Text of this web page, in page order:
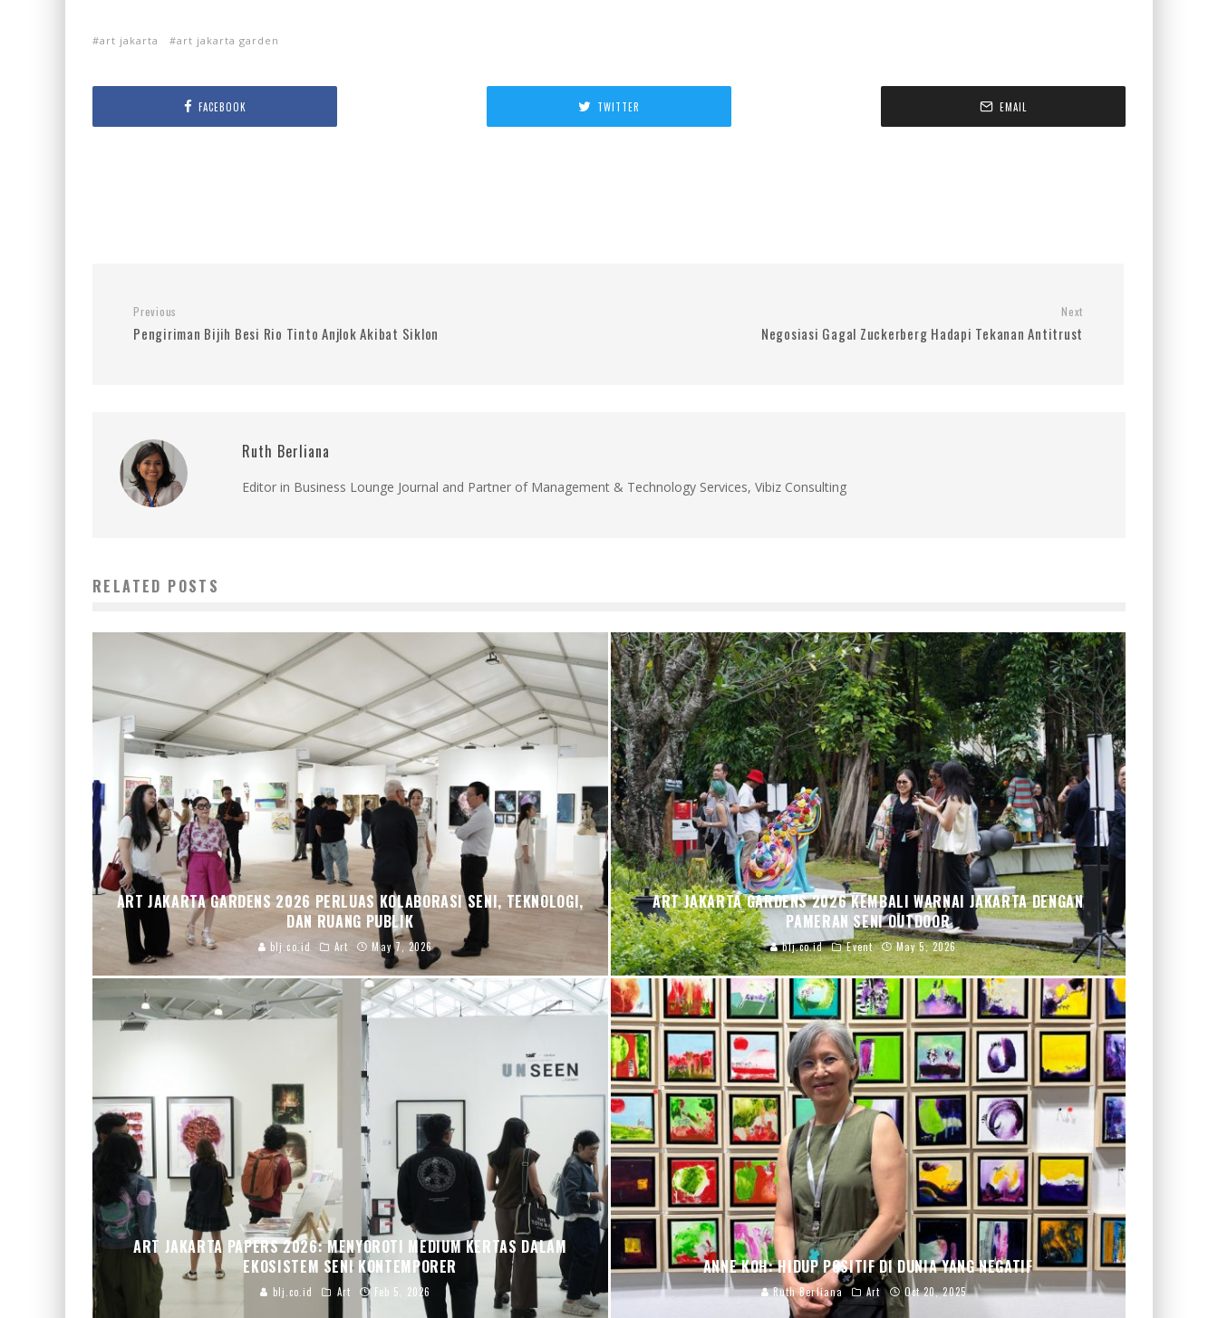
art jakarta art jakarta garden
FACEBOOK TWITTER EMAIL
Previous
Pengiriman Bijih Besi Rio Tinto Anjlok Akibat Siklon
Next
Negosiasi Gagal Zuckerberg Hadapi Tekanan Antitrust
Ruth Berliana
Editor in Business Lounge Journal and Partner of Management & Technology Services, Vibiz Consulting
RELATED POSTS
ART JAKARTA GARDENS 2026 PERLUAS KOLABORASI SENI, TEKNOLOGI,
DAN RUANG PUBLIK
blj.co.id Art May 7, 2026
ART JAKARTA GARDENS 2026 KEMBALI WARNAI JAKARTA DENGAN
PAMERAN SENI OUTDOOR
blj.co.id Event May 5, 2026
ART JAKARTA PAPERS 2026: MENYOROTI MEDIUM KERTAS DALAM
EKOSISTEM SENI KONTEMPORER
blj.co.id Art Feb 5, 2026
ANNE KOH: HIDUP POSITIF DI DUNIA YANG NEGATIF
Ruth Berliana Art Oct 20, 2025